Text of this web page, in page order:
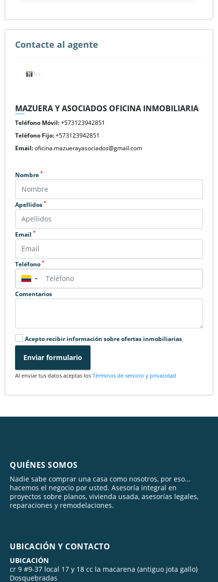
Contacte al agente
MAZUERA Y ASOCIADOS OFICINA INMOBILIARIA
Teléfono Móvil:+573123942851
Teléfono Fijo:+573123942851
Email:oficina.mazuerayasociados@gmail.com
Nombre *
Apellidos *
Email *
Teléfono *
▼
Comentarios
Acepto recibir información sobre ofertas inmobiliarias
Enviar formulario
Al enviar tus datos aceptas los Términos de servicio y privacidad
QUIÉNES SOMOS
Nadie sabe comprar una casa como nosotros, por eso...
hacemos el negocio por usted. Asesoría integral en
proyectos sobre planos, vivienda usada, asesorías legales,
reparaciones y remodelaciones.
UBICACIÓN Y CONTACTO
UBICACIÓN
cr 9 #9-37 local 17 y 18 cc la macarena (antiguo jota gallo)
Dosquebradas